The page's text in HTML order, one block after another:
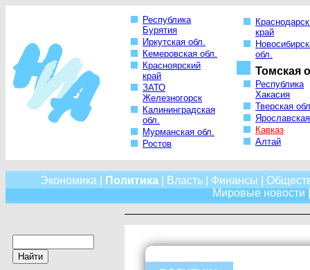
Республика
Бурятия
Иркутская обл.
Кемеровская обл.
Красноярский
край
ЗАТО
Железногорск
Калининградская
обл.
Мурманская обл.
Ростов
край
обл.
Томская
Республика
Хакасия
Тверская
Кавказ
Алтай
Экономика Политика| Власть| Финансы
Мировые новости